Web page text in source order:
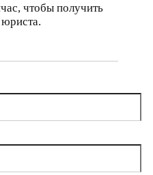
чтобы получить